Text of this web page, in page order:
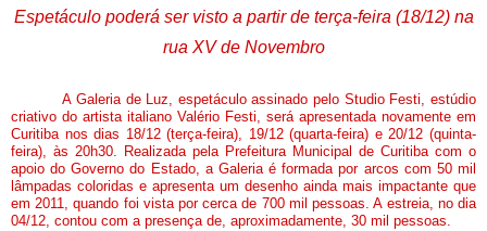
Espetáculo poderá ser visto a partir de terça-feira (18/12) na
rua XV de Novembro
A Galeria de Luz, espetáculo assinado pelo Studio Festi, estúdio
criativo do artista italiano Valério Festi, será apresentada novamente em
Curitiba nos dias 18/12 (terça-feira), 19/12 (quarta-feira) e 20/12 (quinta-
feira), às 20h30. Realizada pela Prefeitura Municipal de Curitiba com o
apoio do Governo do Estado, a Galeria é formada por arcos com 50 mil
lâmpadas coloridas e apresenta um desenho ainda mais impactante que
em 2011, quando foi vista por cerca de 700 mil pessoas. A estreia, no dia
04/12, contou com a presença de, aproximadamente, 30 mil pessoas.